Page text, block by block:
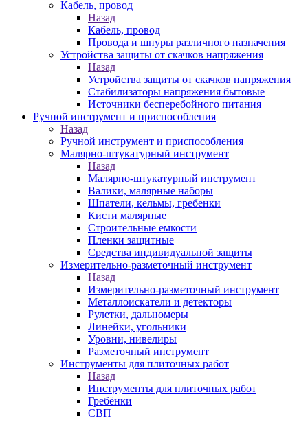
Кабель, провод
Назад
Кабель, провод
Провода и шнуры различного назначения
Устройства защиты от скачков напряжения
Назад
Устройства защиты от скачков напряжения
Стабилизаторы напряжения бытовые
Источники бесперебойного питания
Ручной инструмент и приспособления
Назад
Ручной инструмент и приспособления
Малярно-штукатурный инструмент
Назад
Малярно-штукатурный инструмент
Валики, малярные наборы
Шпатели, кельмы, гребенки
Кисти малярные
Строительные емкости
Пленки защитные
Средства индивидуальной защиты
Измерительно-разметочный инструмент
Назад
Измерительно-разметочный инструмент
Металлоискатели и детекторы
Рулетки, дальномеры
Линейки, угольники
Уровни, нивелиры
Разметочный инструмент
Инструменты для плиточных работ
Назад
Инструменты для плиточных работ
Гребёнки
СВП